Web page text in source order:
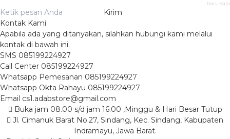
baru saja
Kirim
Kontak Kami
Apabila ada yang ditanyakan, silahkan hubungi kami melalui
kontak di bawah ini.
SMS 085199224927
Call Center 085199224927
Whatsapp Pemesanan 085199224927
Whatsapp Okta Rahayu 085199224927
Email cs1.adabstore@gmail.com
Buka jam 08.00 s/d jam 16.00 ,Minggu & Hari Besar Tutup
Jl. Cimanuk Barat No.27, Sindang, Kec. Sindang, Kabupaten
Indramayu, Jawa Barat.